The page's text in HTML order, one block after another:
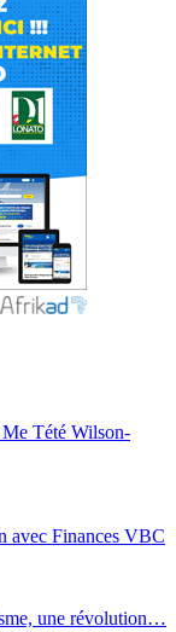
Tété Wilson-
avec Finances VBC
une révolution…